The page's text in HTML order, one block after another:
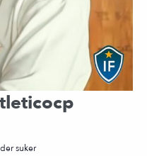
suker